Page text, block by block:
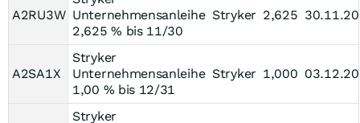
A2RU3W Unternehmensanleihe
2,625 % bis 11/30
Stryker 2,625
A2SA1X
Stryker
Unternehmensanleihe
1,00 % bis 12/31
Stryker 1,000
Stryker